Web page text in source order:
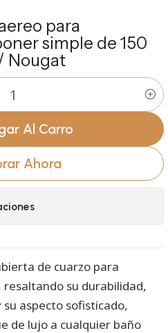
para
simple de 150
Nougat
Al Carro
Ahora
de cuarzo para
resaltando su durabilidad,
aspecto sofisticado,
de lujo a cualquier baño